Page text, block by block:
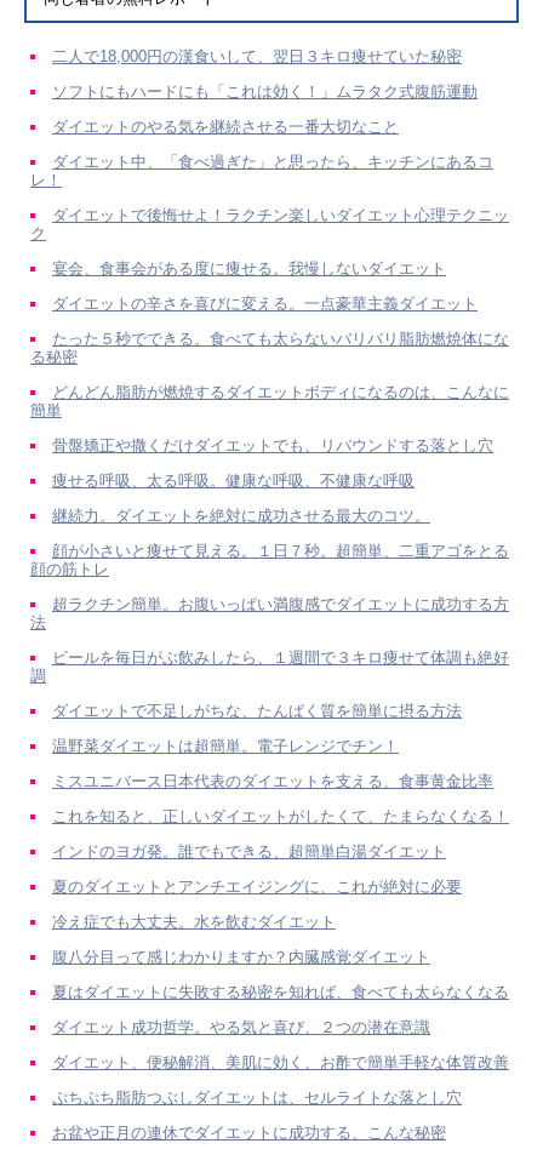
二人で18,000円の漢食いして、翌日３キロ痩せていた秘密
ソフトにもハードにも「これは効く！」ムラタク式腹筋運動
ダイエットのやる気を継続させる一番大切なこと
ダイエット中、「食べ過ぎた」と思ったら、キッチンにあるコ
レ！
ダイエットで後悔せよ！ラクチン楽しいダイエット心理テクニッ
ク
宴会、食事会がある度に痩せる。我慢しないダイエット
ダイエットの辛さを喜びに変える。一点豪華主義ダイエット
たった５秒でできる。食べても太らないバリバリ脂肪燃焼体にな
る秘密
どんどん脂肪が燃焼するダイエットボディになるのは、こんなに
簡単
骨盤矯正や撒くだけダイエットでも、リバウンドする落とし穴
痩せる呼吸、太る呼吸。健康な呼吸、不健康な呼吸
継続力。ダイエットを絶対に成功させる最大のコツ。
顔が小さいと痩せて見える。１日７秒。超簡単、二重アゴをとる
顔の筋トレ
超ラクチン簡単。お腹いっぱい満腹感でダイエットに成功する方
法
ビールを毎日がぶ飲みしたら、１週間で３キロ痩せて体調も絶好
調
ダイエットで不足しがちな、たんぱく質を簡単に摂る方法
温野菜ダイエットは超簡単。電子レンジでチン！
ミスユニバース日本代表のダイエットを支える、食事黄金比率
これを知ると、正しいダイエットがしたくて、たまらなくなる！
インドのヨガ発。誰でもできる、超簡単白湯ダイエット
夏のダイエットとアンチエイジングに、これが絶対に必要
冷え症でも大丈夫。水を飲むダイエット
腹八分目って感じわかりますか？内臓感覚ダイエット
夏はダイエットに失敗する秘密を知れば、食べても太らなくなる
ダイエット成功哲学。やる気と喜び、２つの潜在意識
ダイエット、便秘解消、美肌に効く、お酢で簡単手軽な体質改善
ぷちぷち脂肪つぶしダイエットは、セルライトな落とし穴
お盆や正月の連休でダイエットに成功する、こんな秘密